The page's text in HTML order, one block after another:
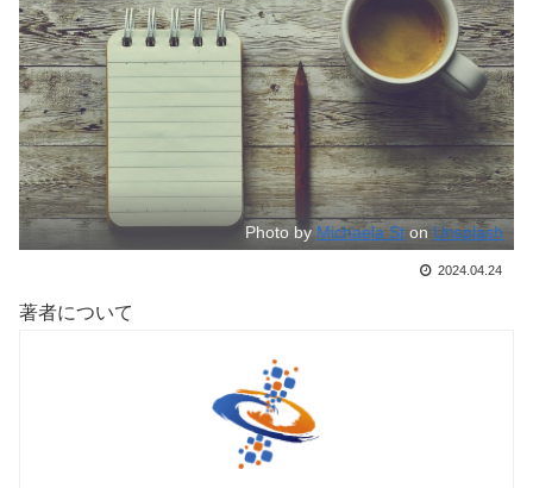
Photo by Michaela StonUnsplash
2024.04.24
著者について